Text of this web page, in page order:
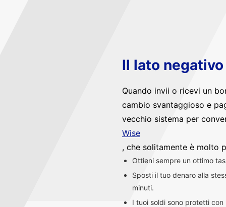
Il lato
Quando invii o ricevi un
cambio svantaggioso e
vecchio sistema per
Wise
, che solitamente è molto
Ottieni sempre un ottimo
Sposti il tuo denaro alla
minuti.
I tuoi soldi sono protetti